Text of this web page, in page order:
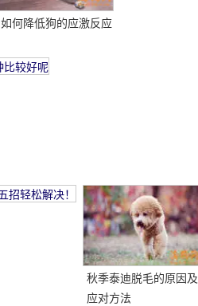
如何降低狗的应激反应
秋季泰迪脱毛的原因及
应对方法